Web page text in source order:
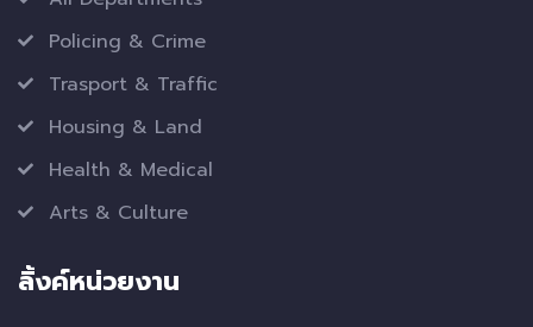
Policing & Crime
Trasport & Traffic
Housing & Land
Health & Medical
Arts & Culture
ลิ้งค์หน่วยงาน